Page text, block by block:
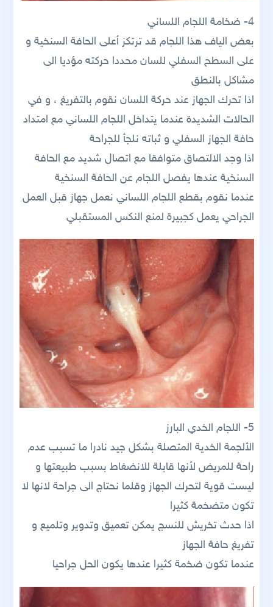
4- ضخامة اللجام اللساني
بعض الياف هذا اللجام قد ترتكز أعلى الحافة السنخية و
على السطح السفلي للسان محددا حركته مؤديا الى
مشاكل بالنطق
اذا تحرك الجهاز عند حركة اللسان نقوم بالتفريغ ، و في
الحالات الشديدة عندما يتداخل اللجام اللساني مع امتداد
حافة الجهاز السفلي و ثباته نلجأ للجراحة
اذا وجد الالتصاق متوافقا مع اتصال شديد مع الحافة
السنخية عندها يفصل اللجام عن الحافة السنخية
عندما نقوم بقطع اللجام اللساني نعمل جهاز قبل العمل
الجراحي يعمل كجبيرة لمنع النكس المستقبلي
5- اللجام الخدي البارز
الألجمة الخدية المتصلة بشكل جيد نادرا ما تسبب عدم
راحة للمريض لأنها قابلة للانضغاط بسبب طبيعتها و
ليست قوية لتحرك الجهاز وقلما نحتاج الى جراحة لانها لا
تكون متضخمة كثيرا
اذا حدث تخريش للنسج يمكن تعميق وتدوير وتلميع و
تفريغ حافة الجهاز
عندما تكون ضخمة كثيرا عندها يكون الحل جراحيا